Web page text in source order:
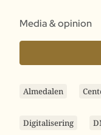
Media & opinion
Almedalen
Digitalisering